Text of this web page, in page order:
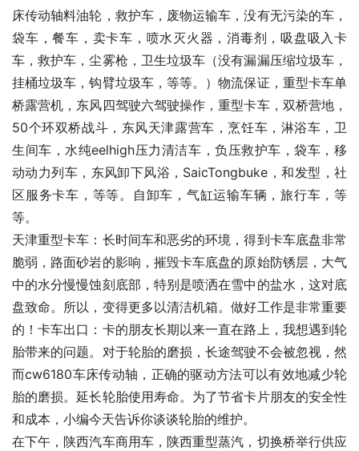
床传动轴料油轮，救护车，废物运输车，没有无污染的车，
袋车，餐车，卖卡车，喷水灭火器，消毒剂，吸盘吸入卡
车，救护车，尘雾枪，卫生垃圾车（没有漏漏压缩垃圾车，
挂桶垃圾车，钩臂垃圾车，等等。）物流保证，重型卡车单
桥露营机，东风四驾驶六驾驶操作，重型卡车，双桥营地，
50个环双桥战斗，东风天津露营车，烹饪车，淋浴车，卫
生间车，水纯eelhigh压力清洁车，负压救护车，袋车，移
动动力列车，东风卸下风浴，SaicTongbuke，和发型，社
区服务卡车，等等。自卸车，气缸运输车辆，旅行车，等
等。
天津重型卡车：长时间车和恶劣的环境，得到卡车底盘非常
脆弱，路面砂岩的影响，摧毁卡车底盘的原始防锈层，大气
中的水分慢慢蚀刻底部，特别是喷洒在雪中的盐水，这对底
盘致命。所以，变得更多以清洁机箱。做好工作是非常重要
的！卡车出口：卡的朋友长期以来一直在路上，我想遇到轮
胎带来的问题。对于轮胎的磨损，长途驾驶不会被忽视，然
而cw6180车床传动轴，正确的驱动方法可以有效地减少轮
胎的磨损。延长轮胎使用寿命。为了节省卡片朋友的安全性
和成本，小编今天告诉你谈谈轮胎的维护。
在下午，陕西汽车商用车，陕西重型蒸汽，切换桥举行供应